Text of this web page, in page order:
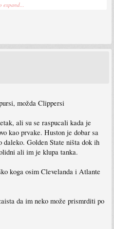
pocinje playoff sada... west ( a bgm i istok
expand...
možda Clippersi
ali su se raspucali kada je
kao prvake. Huston je dobar sa
Golden State ništa dok ih
ali im je klupa tanka.
koga osim Clevelanda i Atlante
da im neko može prismrditi po